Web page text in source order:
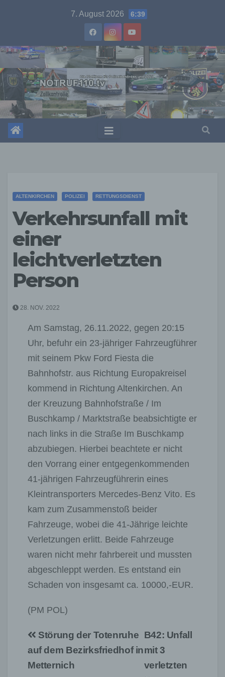
7. August 2026 6:39
ALTENKIRCHEN POLIZEI RETTUNGSDIENST
Verkehrsunfall mit
einer
leichtverletzten
Person
28. NOV. 2022
Am Samstag, 26.11.2022, gegen 20:15
Uhr, befuhr ein 23-jähriger Fahrzeugführer
mit seinem Pkw Ford Fiesta die
Bahnhofstr. aus Richtung Europakreisel
kommend in Richtung Altenkirchen. An
der Kreuzung Bahnhofstraße / Im
Buschkamp / Marktstraße beabsichtigte er
nach links in die Straße Im Buschkamp
abzubiegen. Hierbei beachtete er nicht
den Vorrang einer entgegenkommenden
41-jährigen Fahrzeugführerin eines
Kleintransporters Mercedes-Benz Vito. Es
kam zum Zusammenstoß beider
Fahrzeuge, wobei die 41-Jährige leichte
Verletzungen erlitt. Beide Fahrzeuge
waren nicht mehr fahrbereit und mussten
abgeschleppt werden. Es entstand ein
Schaden von insgesamt ca. 10000,-EUR.
(PM POL)
Beitragsnavigation
B42: Unfall
mit 3
verletzten
Störung der Totenruhe
auf dem Bezirksfriedhof in
Metternich